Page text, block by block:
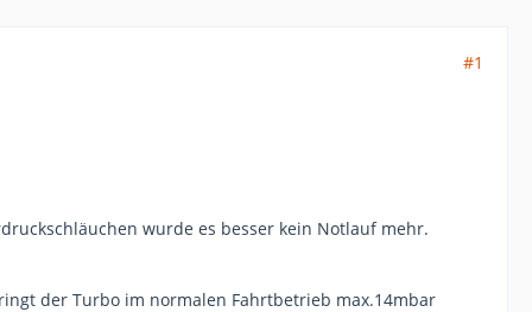
#1
wurde es besser kein Notlauf mehr.
der Turbo im normalen Fahrtbetrieb max.14mbar